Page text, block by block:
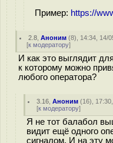
Пример: https://
2.8 ,Аноним (8), 14:34, 14/
[к модератору]
И как это выглядит
к которому можно
любого оператора?
3.16 ,Аноним (16),
[к модератору]
Я не тот балабол
видит ещё одного
сигналом. И на эту